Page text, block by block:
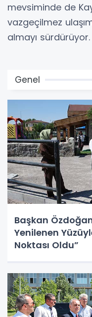
mevsiminde de
vazgeçilmez
almayı sürdürüyor.
Genel
Başkan
Yenilenen
Noktası Oldu”